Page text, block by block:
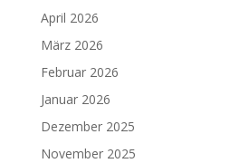
April 2026
März 2026
Februar 2026
Januar 2026
Dezember 2025
November 2025